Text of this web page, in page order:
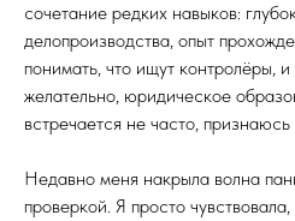
сочетание редких навыков:
делопроизводства, опыт
понимать, что ищут контролёры,
желательно, юридическое
встречается не часто,
Недавно меня накрыла волна
проверкой. Я просто чувствовала,